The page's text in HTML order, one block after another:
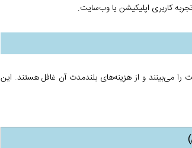
کاربری اپلیکیشن یا وب‌سایت.
را می‌بینند و از هزینه‌های بلندمدت آن غافل هستند. این